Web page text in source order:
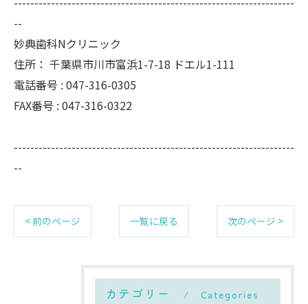
--
妙典歯科Nクリニック
住所： 千葉県市川市富浜1-7-18 ドエル1-111
電話番号 : 047-316-0305
FAX番号 : 047-316-0322
--------------------------------------------------------------------
--
< 前のページ 一覧に戻る 次のページ >
カテゴリー Categories